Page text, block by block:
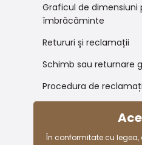
Graficul de dimensiuni
îmbrăcăminte
Retururi și reclamații
Schimb sau returnare
Procedura de
În conformitate cu legea,